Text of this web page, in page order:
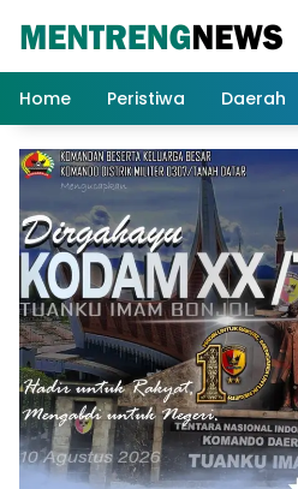
Home
Peristiwa Daerah